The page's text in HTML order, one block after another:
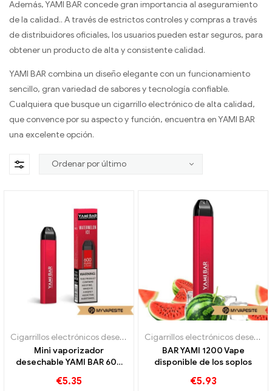
Además, YAMI BAR concede gran importancia al aseguramiento
de la calidad.. A través de estrictos controles y compras a través
de distribuidores oficiales, los usuarios pueden estar seguros, para
obtener un producto de alta y consistente calidad.
YAMI BAR combina un diseño elegante con un funcionamiento
sencillo, gran variedad de sabores y tecnología confiable.
Cualquiera que busque un cigarrillo electrónico de alta calidad,
que convence por su aspecto y función, encuentra en YAMI BAR
una excelente opción.
Cigarrillos electrónicos desechables
Mini vaporizador
desechable YAMI BAR 600
€5.35
Cigarrillos electrónicos desechables
BAR YAMI 1200 Vape
disponible de los soplos
€5.93